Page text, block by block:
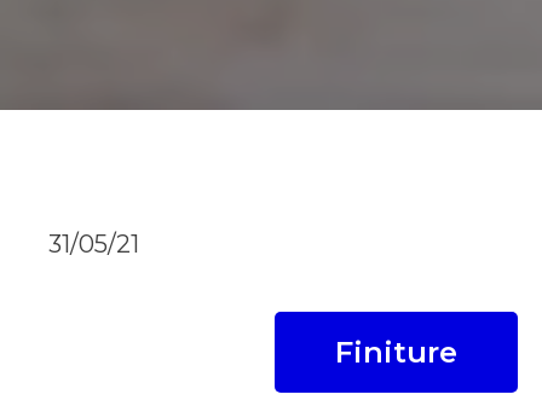
31/05/21
Finiture